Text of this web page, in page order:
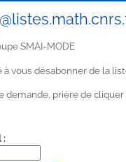
SMAI-MODE
à vous désabonner de la
demande, prière de
: